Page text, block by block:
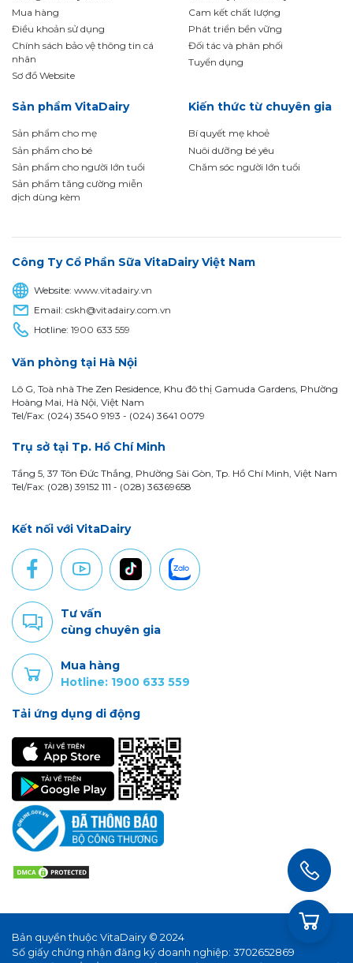
Mua hàng
Điều khoản sử dụng
Chính sách bảo vệ thông tin cá
nhân
Sơ đồ Website
Cam kết chất lượng
Phát triển bền vững
Đối tác và phân phối
Tuyển dụng
Sản phẩm VitaDairy
Sản phẩm cho mẹ
Sản phẩm cho bé
Sản phẩm cho người lớn tuổi
Sản phẩm tăng cường miễn
dịch dùng kèm
Kiến thức từ chuyên gia
Bí quyết mẹ khoẻ
Nuôi dưỡng bé yêu
Chăm sóc người lớn tuổi
Công Ty Cổ Phần Sữa VitaDairy Việt Nam
Website:www.vitadairy.vn
Email:cskh@vitadairy.com.vn
Hotline:1900 633 559
Văn phòng tại Hà Nội
Lô G, Toà nhà The Zen Residence, Khu đô thị Gamuda Gardens, Phường
Hoàng Mai, Hà Nội, Việt Nam
Tel/Fax: (024) 3540 9193 - (024) 3641 0079
Trụ sở tại Tp. Hồ Chí Minh
Tầng 5, 37 Tôn Đức Thắng, Phường Sài Gòn, Tp. Hồ Chí Minh, Việt Nam
Tel/Fax: (028) 39152 111 - (028) 36369658
Kết nối với VitaDairy
Tư vấn
cùng chuyên gia
Mua hàng
Hotline: 1900 633 559
Tải ứng dụng di động
Bản quyền thuộc VitaDairy © 2024
Số giấy chứng nhận đăng ký doanh nghiệp: 3702652869